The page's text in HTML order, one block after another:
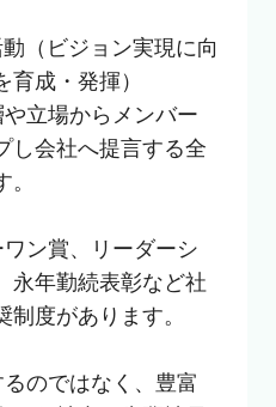
（ビジョン実現に向
成・発揮）
立場からメンバー
し会社へ提言する全
ン賞、リーダーシ
永年勤続表彰など社
制度があります。
のではなく、豊富